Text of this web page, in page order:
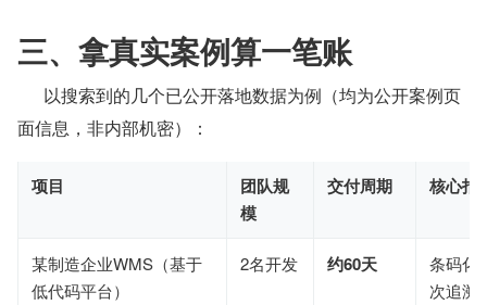
三、拿真实案例算一笔账
面信息，非内部机密）：
项目
团队规
模
交付周期 核心指
某制造企业WMS（基于
低代码平台）
2名开发 约60天
条码化
次追溯